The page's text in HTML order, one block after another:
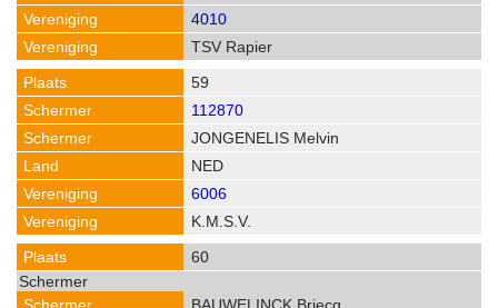
4010
TSV Rapier
59
112870
JONGENELIS Melvin
NED
6006
K.M.S.V.
60